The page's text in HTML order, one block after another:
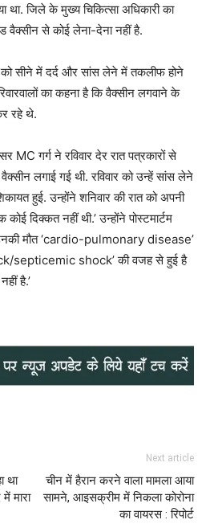
था. जिले के मुख्य चिकित्सा अधिकारी का
वैक्सीन से कोई लेना-देना नहीं है.
को सीने में दर्द और सांस लेने में तकलीफ होने
का कहना है कि वैक्सीन लगवाने के
रहे थे.
MC गर्ग ने रविवार देर रात पत्रकारों से
वैक्सीन लगाई गई थी. रविवार को उन्हें सांस लेने
हुई. उन्होंने शनिवार की रात को अपनी
दिक्कत नहीं थी.’ उन्होंने पोस्टमार्टम
‘उनकी मौत ‘cardio-pulmonary disease’
septicemic shock’ की वजह से हुई है
है.’
था
मारा
Next article
चीन में हैरान करने वाला मामला आया
सामने, आइसक्रीम में निकला कोरोना
का वायरस : रिपोर्ट